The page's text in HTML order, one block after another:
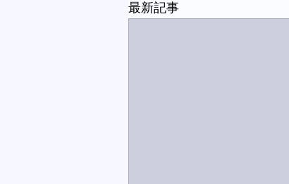
最新記事